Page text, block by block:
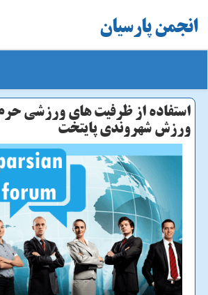
انجمن پارسیان
استفاده از ظرفیت های ورزشی
ورزش شهروندی پایتخت